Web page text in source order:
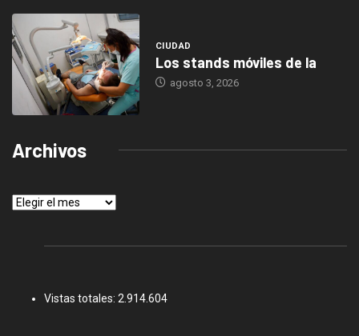
CIUDAD
Los stands móviles de la
agosto 3, 2026
Archivos
Archivos
Vistas totales: 2.914.604